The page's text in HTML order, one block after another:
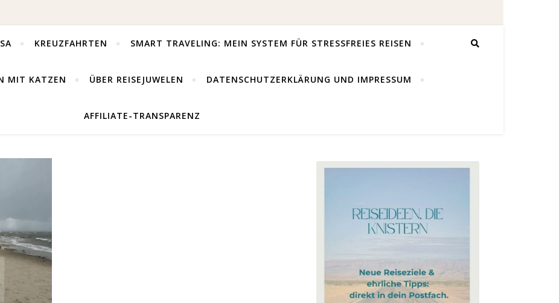
KREUZFAHRTEN SMART TRAVELING: MEIN SYSTEM FÜR STRESSFREIES REISEN
MIT KATZEN ÜBER REISEJUWELEN DATENSCHUTZERKLÄRUNG UND IMPRESSUM
AFFILIATE-TRANSPARENZ